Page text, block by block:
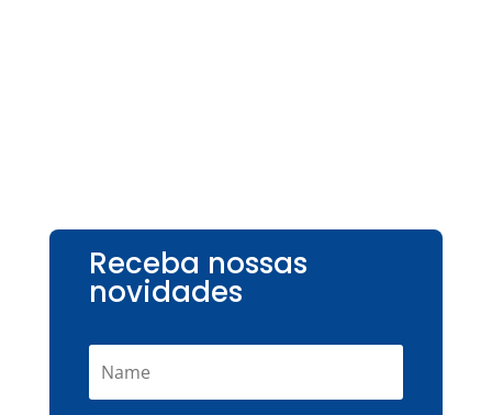
Receba nossas
novidades